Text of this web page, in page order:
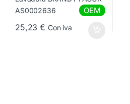
OEM
25,23€ Con iva